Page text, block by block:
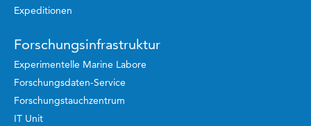
Expeditionen
Forschungsinfrastruktur
Experimentelle Marine Labore
Forschungsdaten-Service
Forschungstauchzentrum
IT Unit